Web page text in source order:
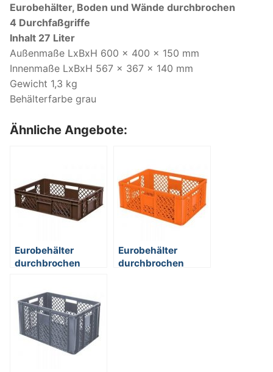
Eurobehälter, Boden und Wände durchbrochen
4 Durchfaßgriffe
Inhalt 27 Liter
Außenmaße LxBxH 600 x 400 x 150 mm
Innenmaße LxBxH 567 x 367 x 140 mm
Gewicht 1,3 kg
Behälterfarbe grau
Ähnliche Angebote:
Eurobehälter
durchbrochen
LxBxH 600 x 400 x
150 mm, 27 Liter,
braun
Eurobehälter
durchbrochen